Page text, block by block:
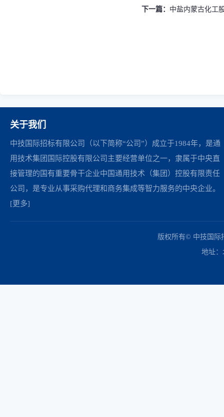
下一篇： 中盐内蒙古化工
关于我们
中技国际招标有限公司（以下简称“公司”）成立于1984年，是通
用技术集团国际控股有限公司主要经营单位之一，隶属于中央直
接管理的国有重要骨干企业中国通用技术（集团）控股有限责任
公司，是专业从事采购代理和商务集成等智力服务的中央企业。
[更多]
版权所有© 中技国际
地址：